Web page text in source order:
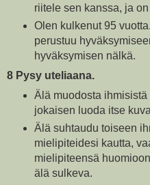
riitele sen kanssa, ja
Olen kulkenut 95
perustuu
hyväksymisen nälkä.
8 Pysy uteliaana.
Älä muodosta
jokaisen luoda itse
Älä suhtaudu toiseen
mielipiteidesi kautta,
mielipiteensä
älä sulkeva.